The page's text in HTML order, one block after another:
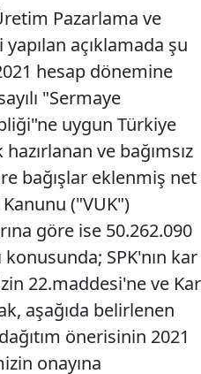
Pazarlama ve
açıklamada şu
hesap dönemine
"Sermaye
uygun Türkiye
ve bağımsız
bağışlar eklenmiş net
("VUK")
göre ise 50.262.090
konusunda; SPK'nın kar
22.maddesi'ne ve Kar
aşağıda belirlenen
önerisinin 2021
onayına